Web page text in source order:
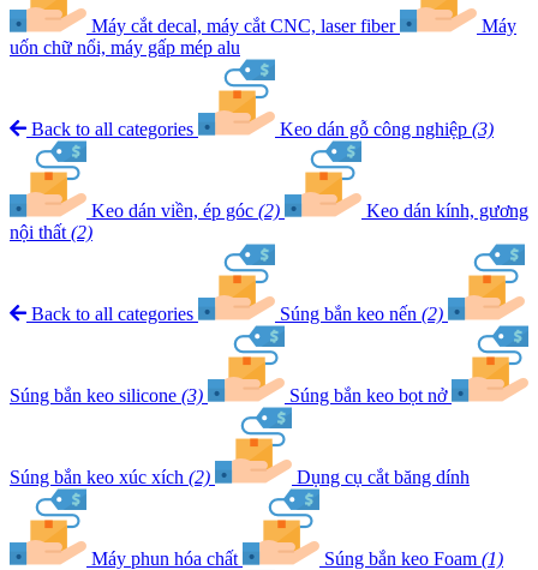
Máy cắt decal, máy cắt CNC, laser fiber
Máy
uốn chữ nổi, máy gấp mép alu
Back to all categories Keo dán gỗ công nghiệp (3)
Keo dán viền, ép góc (2)
Keo dán kính, gương
nội thất (2)
Back to all categories Súng bắn keo nến (2)
Súng bắn keo silicone (3) Súng bắn keo bọt nở
Súng bắn keo xúc xích (2) Dụng cụ cắt băng dính
Máy phun hóa chất Súng bắn keo Foam (1)